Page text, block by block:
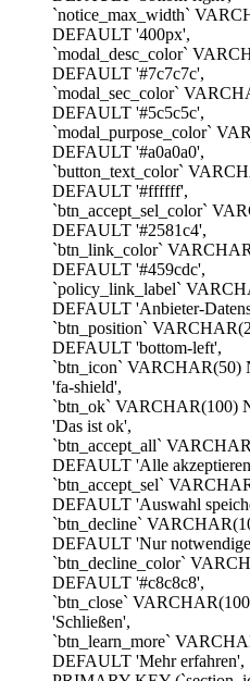
`notice_max_width`
DEFAULT '400px',
`modal_desc_color`
DEFAULT '#7c7c7c',
`modal_sec_color`
DEFAULT '#5c5c5c',
`modal_purpose_color`
DEFAULT '#a0a0a0',
`button_text_color`
DEFAULT '#ffffff',
`btn_accept_sel_color`
DEFAULT '#2581c4',
`btn_link_color`
DEFAULT '#459cdc',
`policy_link_label`
DEFAULT 'Anbieter-
`btn_position`
DEFAULT 'bottom-left',
`btn_icon`
'fa-shield',
`btn_ok`
'Das ist ok',
`btn_accept_all`
DEFAULT 'Alle
`btn_accept_sel`
DEFAULT 'Auswahl
`btn_decline`
DEFAULT 'Nur
`btn_decline_color`
DEFAULT '#c8c8c8',
`btn_close`
'Schließen',
`btn_learn_more`
DEFAULT 'Mehr erfahren',